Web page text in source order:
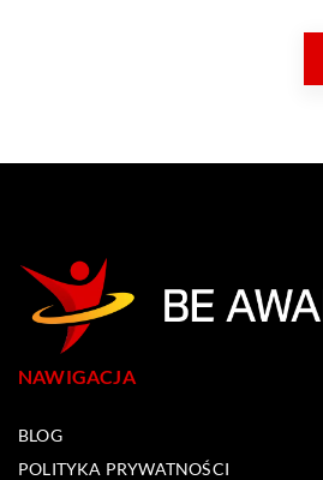
NAWIGACJA
BLOG
POLITYKA PRYWATNOŚCI